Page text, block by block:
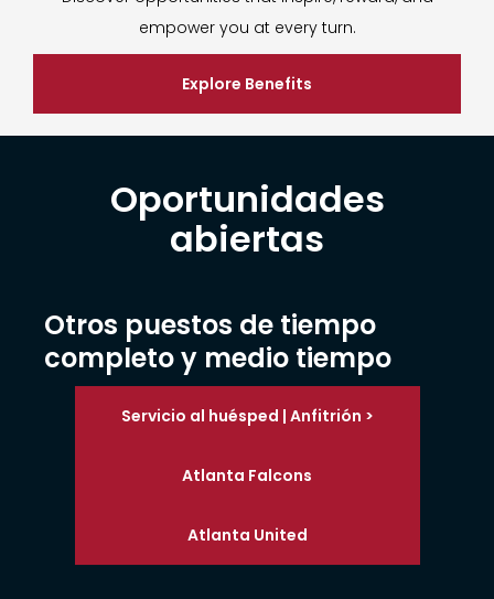
empower you at every turn.
Explore Benefits
Oportunidades
abiertas
Otros puestos de tiempo
completo y medio tiempo
Servicio al huésped | Anfitrión >
Atlanta Falcons
Atlanta United